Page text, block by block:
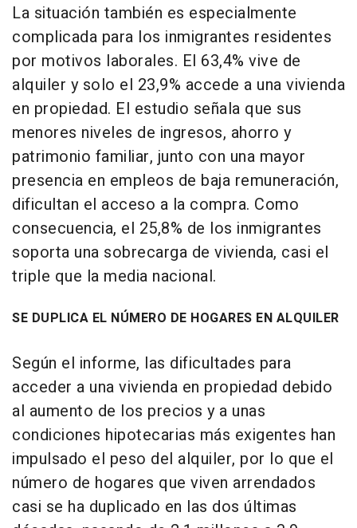
La situación también es especialmente
complicada para los inmigrantes residentes
por motivos laborales. El 63,4% vive de
alquiler y solo el 23,9% accede a una vivienda
en propiedad. El estudio señala que sus
menores niveles de ingresos, ahorro y
patrimonio familiar, junto con una mayor
presencia en empleos de baja remuneración,
dificultan el acceso a la compra. Como
consecuencia, el 25,8% de los inmigrantes
soporta una sobrecarga de vivienda, casi el
triple que la media nacional.
SE DUPLICA EL NÚMERO DE HOGARES EN ALQUILER
Según el informe, las dificultades para
acceder a una vivienda en propiedad debido
al aumento de los precios y a unas
condiciones hipotecarias más exigentes han
impulsado el peso del alquiler, por lo que el
número de hogares que viven arrendados
casi se ha duplicado en las dos últimas